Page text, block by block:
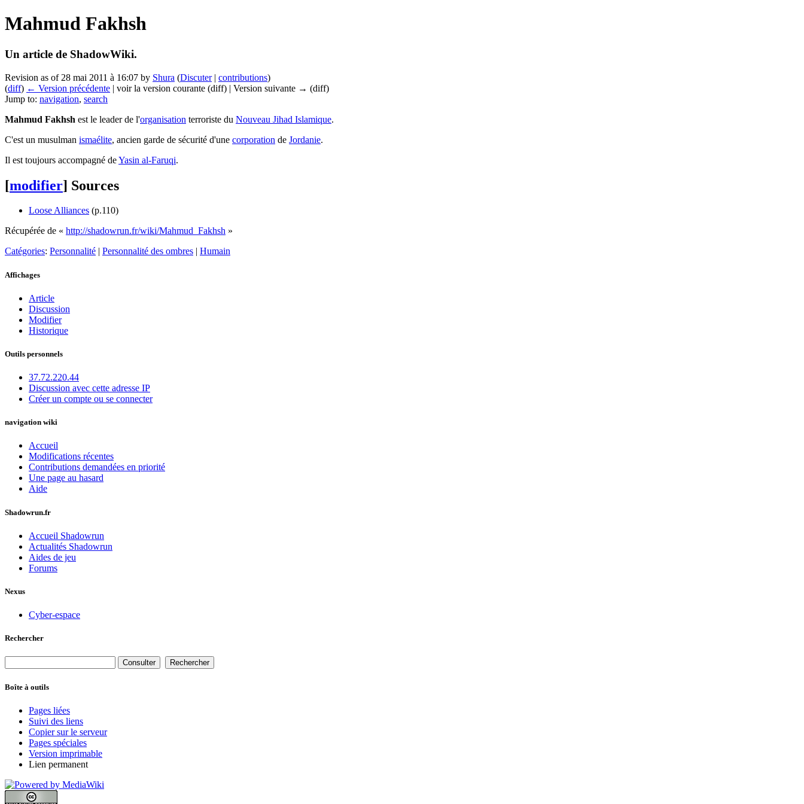
Mahmud Fakhsh
Un article de ShadowWiki.
Revision as of 28 mai 2011 à 16:07 by Shura (Discuter| contributions)
(diff) ← Version précédente | voir la version courante (diff) | Version suivante → (diff)
Jump to: navigation, search
Mahmud Fakhsh est le leader de l'organisation terroriste du Nouveau Jihad Islamique.
C'est un musulman ismaélite, ancien garde de sécurité d'une corporation de Jordanie.
Il est toujours accompagné deYasin al-Faruqi.
[modifier] Sources
Loose Alliances (p.110)
Récupérée de « http://shadowrun.fr/wiki/Mahmud_Fakhsh »
Catégories: Personnalité | Personnalité des ombres | Humain
Affichages
Article
Discussion
Modifier
Historique
Outils personnels
37.72.220.44
Discussion avec cette adresse IP
Créer un compte ou se connecter
navigation wiki
Accueil
Modifications récentes
Contributions demandées en priorité
Une page au hasard
Aide
Shadowrun.fr
Accueil Shadowrun
Actualités Shadowrun
Aides de jeu
Forums
Nexus
Cyber-espace
Rechercher
Boîte à outils
Pages liées
Suivi des liens
Copier sur le serveur
Pages spéciales
Version imprimable
Lien permanent